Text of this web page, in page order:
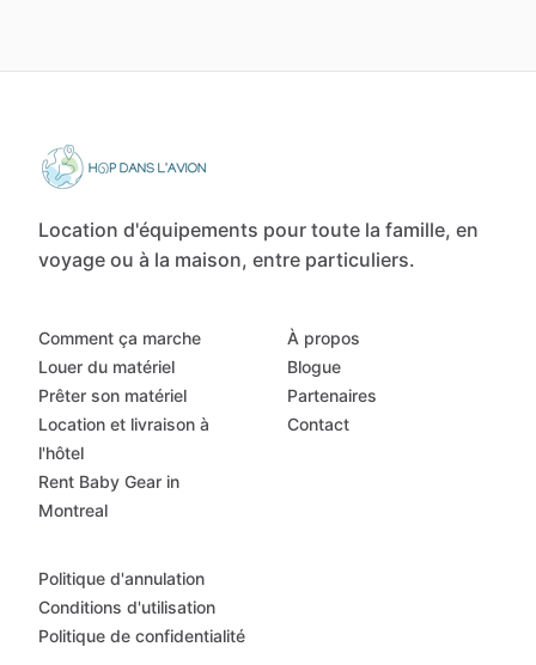
Location d'équipements pour toute la famille, en
voyage ou à la maison, entre particuliers.
Comment ça marche
Louer du matériel
Prêter son matériel
Location et livraison à
l'hôtel
Rent Baby Gear in
Montreal
À propos
Blogue
Partenaires
Contact
Politique d'annulation
Conditions d'utilisation
Politique de confidentialité